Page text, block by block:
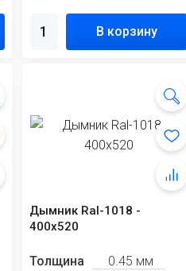
В корзину
Дымник Ral-1018 -
400х520
Толщина
0.45 мм